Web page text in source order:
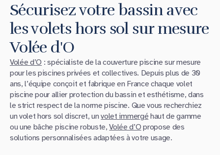
Sécurisez votre bassin avec
les volets hors sol sur mesure
Volée d'O
Volée d’O : spécialiste de la couverture piscine sur mesure
pour les piscines privées et collectives. Depuis plus de 30
ans, l’équipe conçoit et fabrique en France chaque volet
piscine pour allier protection du bassin et esthétisme, dans
le strict respect de la norme piscine. Que vous recherchiez
un volet hors sol discret, unvolet immergé haut de gamme
ou une bâche piscine robuste,Volée d’O propose des
solutions personnalisées adaptées à votre usage.